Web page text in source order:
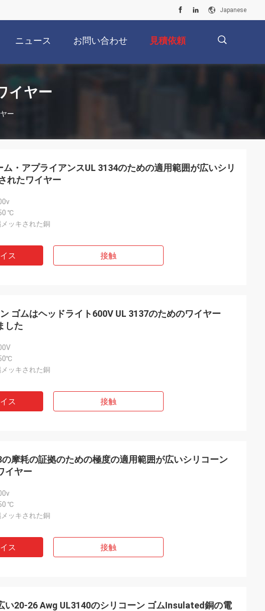
Japanese
ニュース お問い合わせ 見積依頼
イヤー
ー
・アプライアンスUL 3134のための適用範囲が広いシリ
れたワイヤー
℃
ッキされた銅
ス 接触
ゴムはヘッドライト600V UL 3137のためのワイヤー
した
ッキされた銅
ス 接触
の摩耗の証拠のための極度の適用範囲が広いシリコーン
イヤー
℃
ッキされた銅
ス 接触
い20-26 Awg UL3140のシリコーン ゴムInsulated銅の電